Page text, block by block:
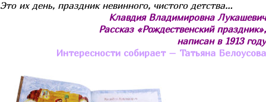
Это их день, праздник невинного, чистого детства…
Клавдия Владимировна Лукашевич
Рассказ «Рождественский праздник»,
написан в 1913 году
Интересности собирает – Татьяна Белоусова